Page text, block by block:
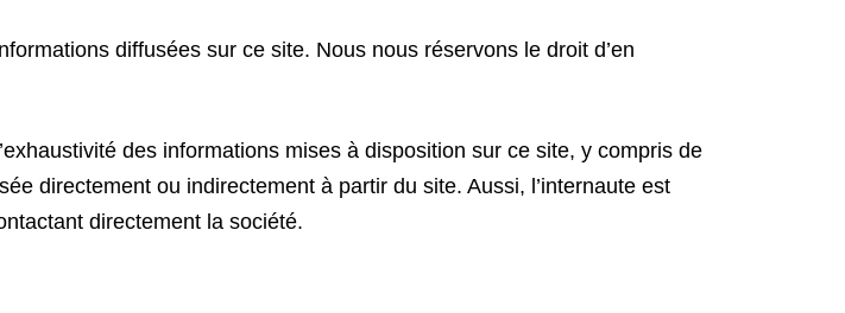
diffusées sur ce site. Nous nous réservons le droit d’en
des informations mises à disposition sur ce site, y compris de
directement ou indirectement à partir du site. Aussi, l’internaute est
directement la société.